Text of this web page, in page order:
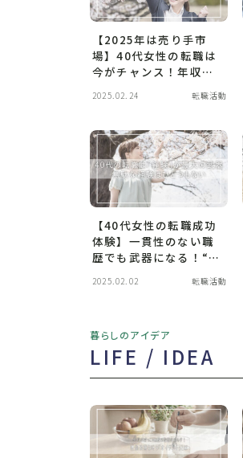
【2025年は売り手市
場】40代女性の転職は
今がチャンス！年収ア
える準備術
2025.02.24 転職活動
【40代女性の転職成功
体験】一貫性のない職
歴でも武器になる！“経
験の棚卸し”で見つけた
私の強み
2025.02.02 転職活動
暮らしのアイデア
LIFE / IDEA